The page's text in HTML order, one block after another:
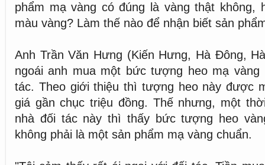
phẩm mạ vàng có đúng là vàng thật không,
màu vàng? Làm thế nào để nhận biết sản
Anh Trần Văn Hưng (Kiến Hưng, Hà Đông,
ngoái anh mua một bức tượng heo mạ
tác. Theo giới thiệu thì tượng heo này được
giá gần chục triệu đồng. Thế nhưng, một
nhà đối tác này thì thấy bức tượng heo
không phải là một sản phẩm mạ vàng chuẩn.